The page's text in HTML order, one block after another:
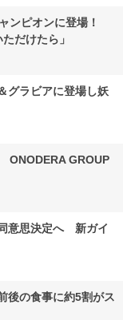
ンピオンに登場！
だけたら」
グラビアに登場し妖
ONODERA GROUP
意思決定へ 新ガイ
後の食事に約5割がス